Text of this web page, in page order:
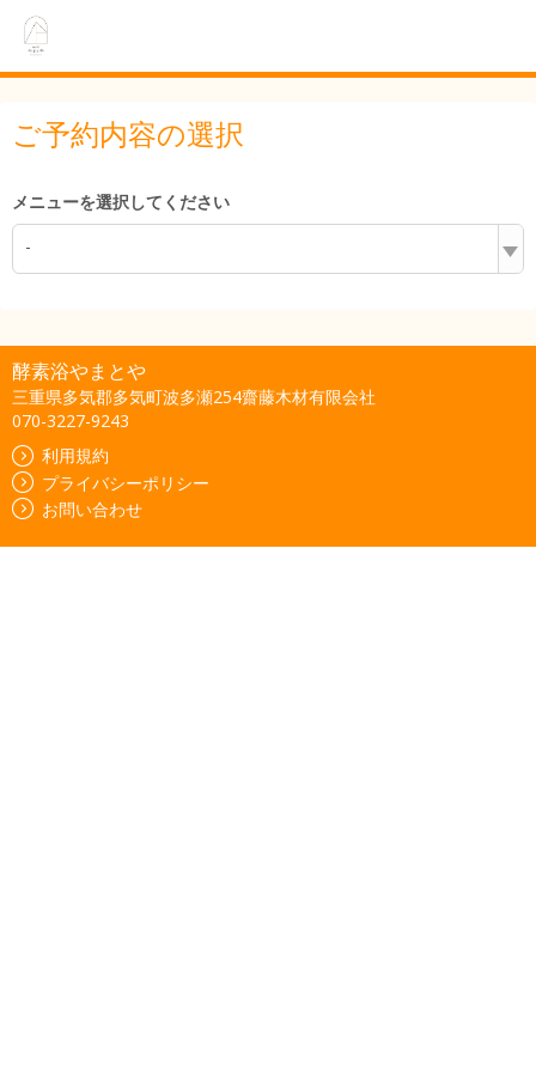
ご予約内容の選択
メニューを選択してください
-
酵素浴やまとや
三重県多気郡多気町波多瀬254齋藤木材有限会社
070-3227-9243
利用規約
プライバシーポリシー
お問い合わせ